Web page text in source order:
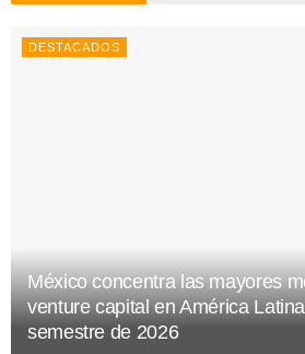
DESTACADOS
México concentra las mayores
venture capital en América
semestre de 2026